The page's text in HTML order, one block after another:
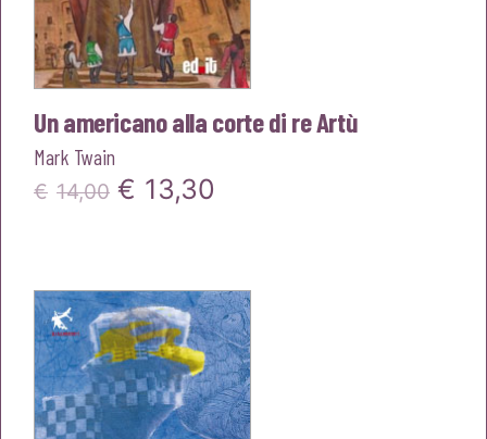
Un americano alla corte di re Artù
Mark Twain
€ 14,00 Il
era:
€14,00.
€ 13,30
è:
€13,30.